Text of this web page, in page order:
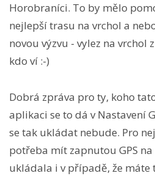
Horobraníci. To by mělo
nejlepší trasu na vrchol a
novou výzvu - vylez na vrchol
kdo ví :-)
Dobrá zpráva pro ty, koho
aplikaci se to dá v Nastavení
se tak ukládat nebude. Pro
potřeba mít zapnutou GPS
ukládala i v případě, že máte